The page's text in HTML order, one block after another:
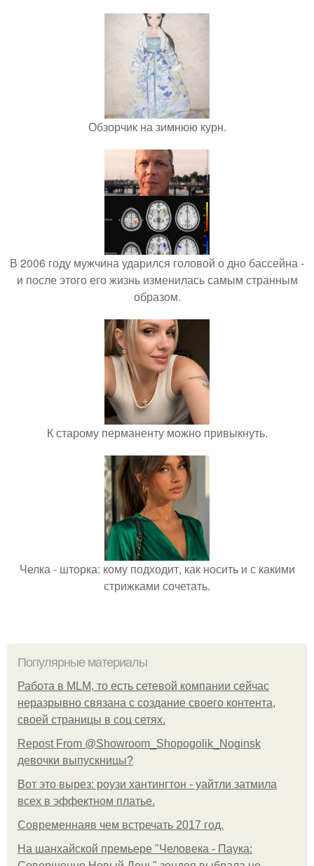
Обзорчик на зимнюю курн.
В 2006 году мужчина ударился головой о дно бассейна -
и после этого его жизнь изменилась самым странным
образом.
К старому перманенту можно привыкнуть.
Челка - шторка: кому подходит, как носить и с какими
стрижками сочетать.
Популярные материалы
Работа в MLM, то есть сетевой компании сейчас
неразрывно связана с создание своего контента,
своей страницы в соц сетях.
Repost From @Showroom_Shopogolik_Noginsk
девочки выпускницы?
Вот это вырез: роузи хантингтон - уайтли затмила
всех в эффектном платьe.
Современнаяв чем встречать 2017 год.
На шанхайской премьере "Человека - Паука: